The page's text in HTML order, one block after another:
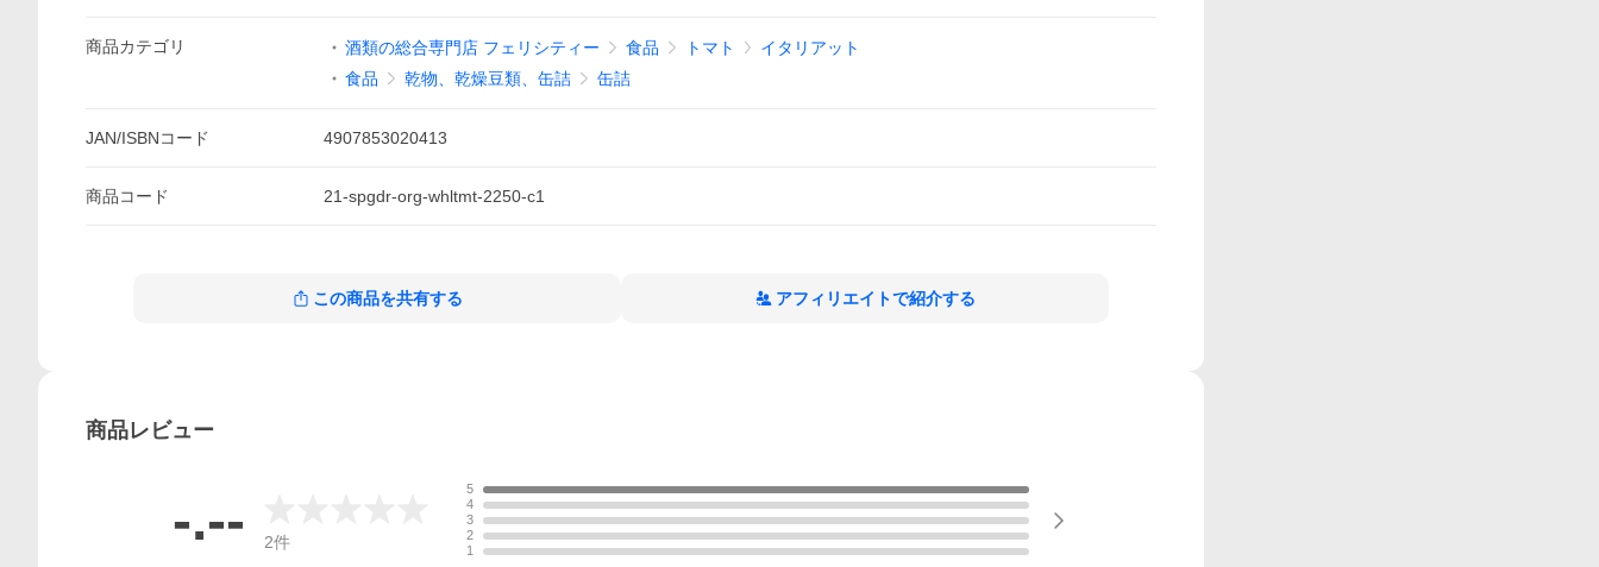
商品カテゴリ 酒類の総合専門店 フェリシティー 食品 トマト
イタリアット
食品
乾物、乾燥豆類、缶詰 缶詰
JAN/ISBNコード 4907853020413
商品コード 21-spgdr-org-whltmt-2250-c1
この商品を共有する アフィリエイトで紹介する
商品レビュー
-.-- 2件
5
4
3
2
1